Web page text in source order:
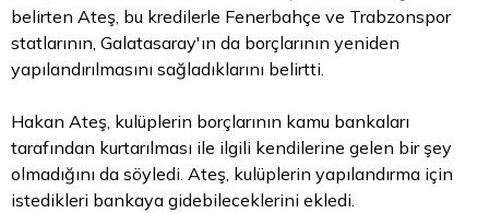
belirten Ateş, bu kredilerle Fenerbahçe ve Trabzonspor
statlarının, Galatasaray'ın da borçlarının yeniden
yapılandırılmasını sağladıklarını belirtti.
Hakan Ateş, kulüplerin borçlarının kamu bankaları
tarafından kurtarılması ile ilgili kendilerine gelen bir şey
olmadığını da söyledi. Ateş, kulüplerin yapılandırma için
istedikleri bankaya gidebileceklerini ekledi.